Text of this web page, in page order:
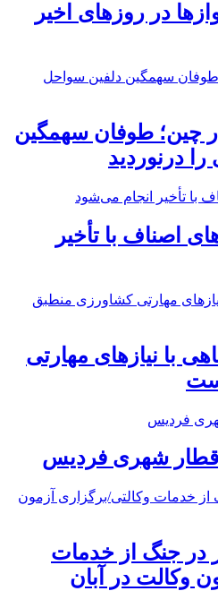
در روزهای اخیر
چین؛ طوفان سهمگین
درنوردید
اصناف با تأخیر
با نیازهای مهارتی
قطار شهری فردیس
در جنگ از خدمات
وکالت در آبان